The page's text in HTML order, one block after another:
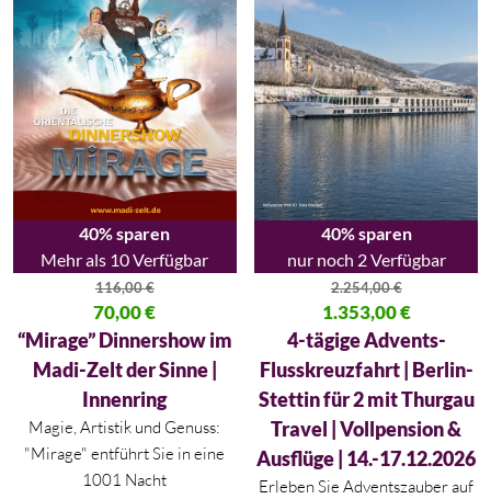
40% sparen
Mehr als 10 Verfügbar
116,00€
Ursprünglicher Preis war: 116,00 €
70,00€
Aktueller Preis ist: 70,00 €.
“Mirage” Dinnershow im
Madi-Zelt der Sinne |
Innenring
Magie, Artistik und Genuss:
"Mirage" entführt Sie in eine
1001 Nacht
40% sparen
nur noch 2 Verfügbar
2.254,00€
Ursprünglicher Preis war:
1.353,00€
Aktueller Preis ist: 1.353,00 €.
4-tägige Advents-
Flusskreuzfahrt | Berlin-
Stettin für 2 mit Thurgau
Travel | Vollpension &
Ausflüge | 14.-17.12.2026
Erleben Sie Adventszauber auf